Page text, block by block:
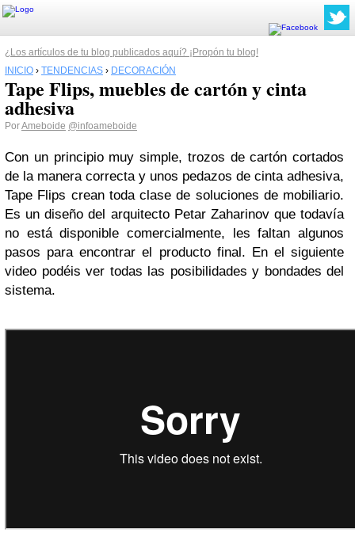
¿Los artículos de tu blog publicados aquí? ¡Propón tu blog!
INICIO › TENDENCIAS › DECORACIÓN
Tape Flips, muebles de cartón y cinta
adhesiva
PorAmeboide @infoameboide
Con un principio muy simple, trozos de cartón cortados
de la manera correcta y unos pedazos de cinta adhesiva,
Tape Flips crean toda clase de soluciones de mobiliario.
Es un diseño del arquitecto Petar Zaharinov que todavía
no está disponible comercialmente, les faltan algunos
pasos para encontrar el producto final. En el siguiente
video podéis ver todas las posibilidades y bondades del
sistema.